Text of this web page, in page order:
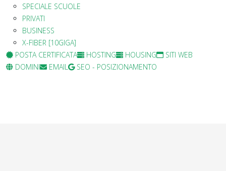
SPECIALE SCUOLE
PRIVATI
BUSINESS
X-FIBER [10GIGA]
POSTA CERTIFICATA HOSTING HOUSING
SITI WEB
DOMINI
EMAIL SEO - POSIZIONAMENTO